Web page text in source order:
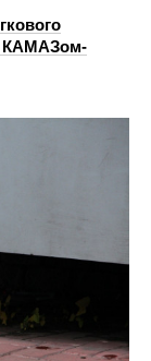
КАМАЗом-